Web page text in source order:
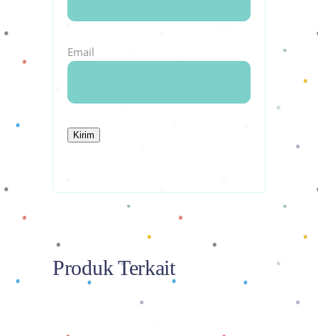
Email
Produk Terkait